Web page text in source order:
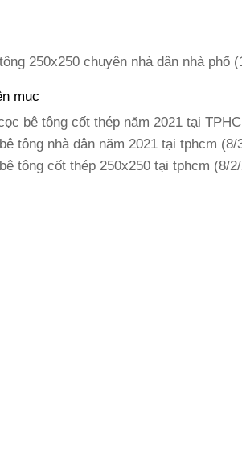
250x250 chuyên nhà dân nhà phố
mục
bê tông cốt thép năm 2021 tại
tông nhà dân năm 2021 tại tphcm (8/
tông cốt thép 250x250 tại tphcm (8/